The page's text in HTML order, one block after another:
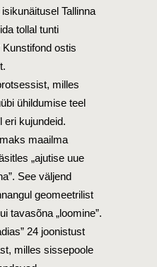
Tallinna
tollal tunti
ostis
milles
ühildumise teel
eri kujundeid.
maailma
„ajutise uue
See väljend
geomeetrilist
tavasõna „loomine”.
24 joonistust
milles sissepoole